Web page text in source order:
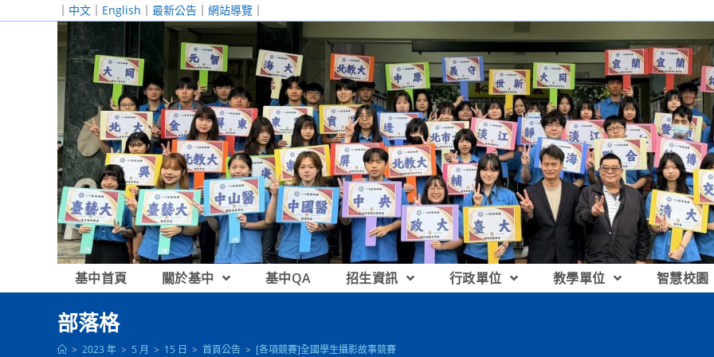
｜ 中文 ｜ English ｜ 最新公告 ｜ 網站導覽 ｜
基中首頁 關於基中 基中QA 招生資訊 行政單位 教學單位 智慧校園
部落格
> 2023 年 > 5 月 > 15 日 > 首頁公告 > [各項競賽]全國學生攝影故事競賽